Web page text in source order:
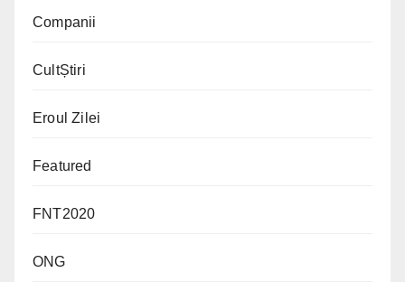
Companii
CultȘtiri
Eroul Zilei
Featured
FNT2020
ONG